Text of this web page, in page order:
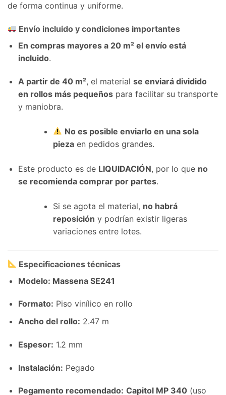
de forma continua y uniforme.
Envío incluido y condiciones importantes
En compras mayores a 20 m² el envío está
incluido.
A partir de 40 m², el material se enviará dividido
en rollos más pequeñospara facilitar su transporte
y maniobra.
No es posible enviarlo en una sola
piezaen pedidos grandes.
Este producto es de LIQUIDACIÓN, por lo que no
se recomienda comprar por partes.
Si se agota el material, no habrá
reposición y podrían existir ligeras
variaciones entre lotes.
Especificaciones técnicas
Modelo: Massena SE241
Formato: Piso vinílico en rollo
Ancho del rollo: 2.47 m
Espesor: 1.2 mm
Instalación: Pegado
Pegamento recomendado: Capitol MP 340(uso